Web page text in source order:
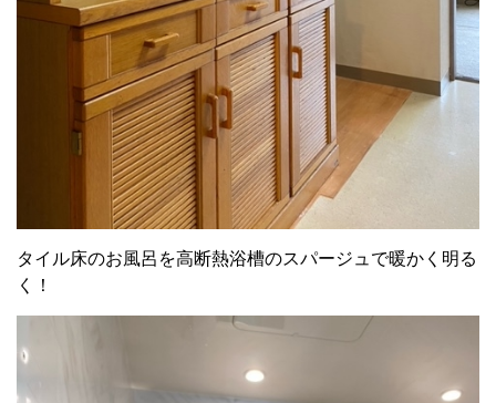
タイル床のお風呂を高断熱浴槽のスパージュで暖かく明る
く！